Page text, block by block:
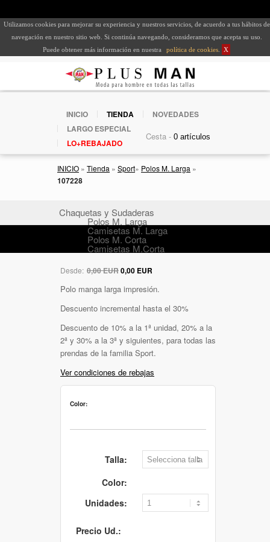
Utilizamos cookies para mejorar su experiencia y nuestros servicios, de acuerdo a tus hábitos de
navegación en nuestro sitio web. Si continúa navegando, consideramos que acepta su uso.
Puede obtener más información en nuestra
política de cookies X
INICIO TIENDA
NOVEDADES
LARGO ESPECIAL
LO+REBAJADO
Cesta -
INICIO » Tienda » Sport» Polos M. Larga »
107228
Chaquetas y Sudaderas
Polos M. Larga
Camisetas M. Larga
Polos M. Corta
Camisetas M.Corta
Desde: 0,00 EUR0,00 EUR
Polo manga larga impresión.
Descuento incremental hasta el 30%
Descuento de 10% a la 1ª unidad, 20% a la
2ª y 30% a la 3ª y siguientes, para todas las
prendas de la familia Sport.
Ver condiciones de rebajas
Color:
Talla:
Color:
Unidades:
Precio Ud.: